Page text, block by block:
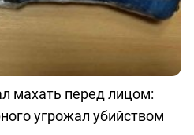
махать перед лицом:
угрожал убийством